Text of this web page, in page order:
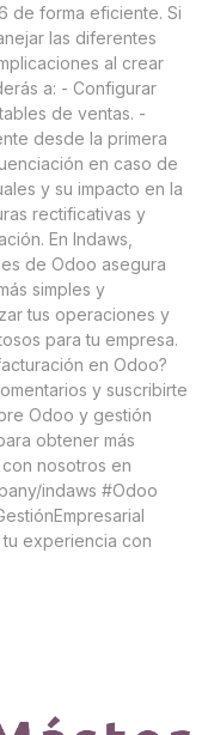
de forma eficiente. Si
las diferentes
al crear
a: - Configurar
de ventas. -
desde la primera
en caso de
y su impacto en la
rectificativas y
En Indaws,
de Odoo asegura
simples y
tus operaciones y
para tu empresa.
en Odoo?
y suscribirte
Odoo y gestión
obtener más
nosotros en
indaws #Odoo
tu experiencia con